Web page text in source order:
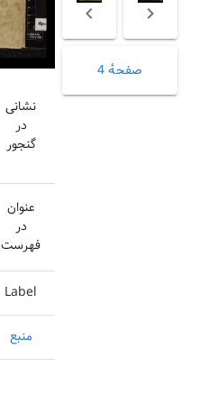
صفحهٔ 4
نشانی
در
گنجور
عنوان
در
فهرست
Label
منبع